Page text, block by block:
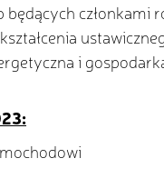
będących członkami
i